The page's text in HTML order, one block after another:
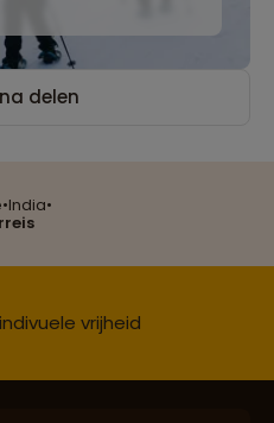
•India•
delen
mens, cultuur en milieu
vrijheid